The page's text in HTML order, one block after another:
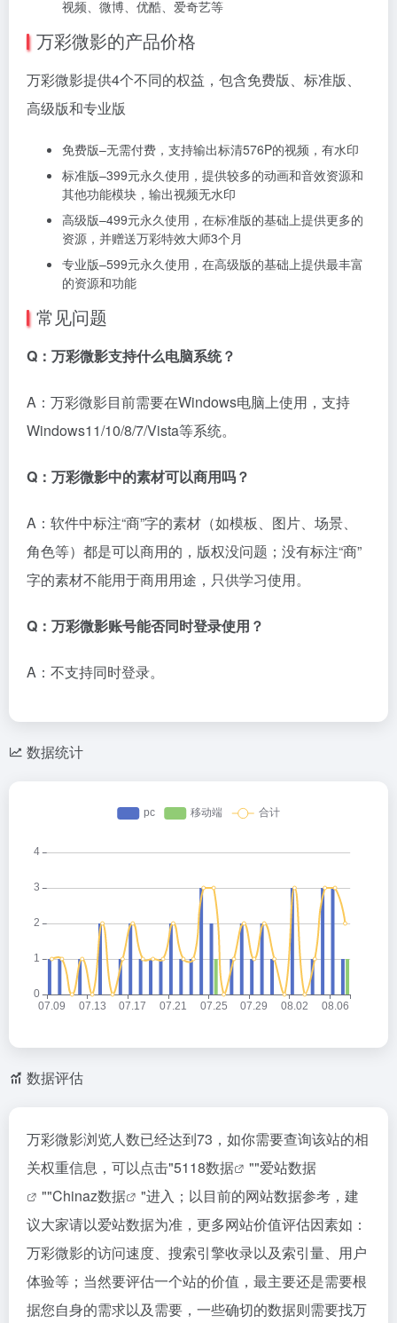
视频、微博、优酷、爱奇艺等
万彩微影的产品价格
万彩微影提供4个不同的权益，包含免费版、标准版、
高级版和专业版
免费版–无需付费，支持输出标清576P的视频，有水印
标准版–399元永久使用，提供较多的动画和音效资源和
其他功能模块，输出视频无水印
高级版–499元永久使用，在标准版的基础上提供更多的
资源，并赠送万彩特效大师3个月
专业版–599元永久使用，在高级版的基础上提供最丰富
的资源和功能
常见问题
Q：万彩微影支持什么电脑系统？
A：万彩微影目前需要在Windows电脑上使用，支持
Windows11/10/8/7/Vista等系统。
Q：万彩微影中的素材可以商用吗？
A：软件中标注“商”字的素材（如模板、图片、场景、
角色等）都是可以商用的，版权没问题；没有标注“商”
字的素材不能用于商用用途，只供学习使用。
Q：万彩微影账号能否同时登录使用？
A：不支持同时登录。
数据统计
数据评估
万彩微影浏览人数已经达到73，如你需要查询该站的相
关权重信息，可以点击"5118数据 ""爱站数据
""Chinaz数据
"进入；以目前的网站数据参考，建
议大家请以爱站数据为准，更多网站价值评估因素如：
万彩微影的访问速度、搜索引擎收录以及索引量、用户
体验等；当然要评估一个站的价值，最主要还是需要根
据您自身的需求以及需要，一些确切的数据则需要找万